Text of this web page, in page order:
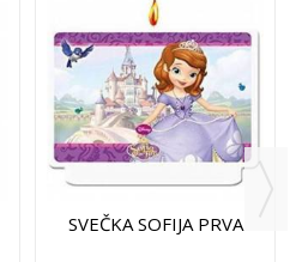
SVEČKA SOFIJA PRVA